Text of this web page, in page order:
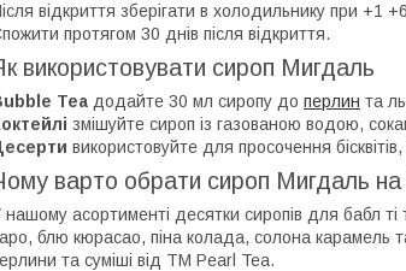
відкриття зберігати в холодильнику при +1
протягом 30 днів після відкриття.
використовувати сироп Мигдаль
Tea додайте 30 мл сиропу до перлин та
змішуйте сироп із газованою водою,
використовуйте для просочення
варто обрати сироп Мигдаль
нашому асортименті десятки сиропів для бабл ті
блю кюрасао, піна колада, солона карамель
та суміші від ТМ Pearl Tea.